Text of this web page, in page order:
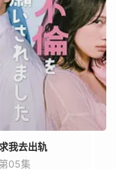
我去出轨
05集